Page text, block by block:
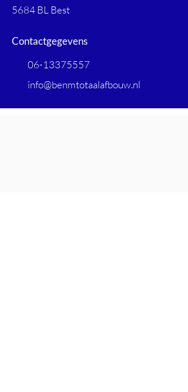
5684 BL Best
Contactgegevens
06-13375557
info@benmtotaalafbouw.nl